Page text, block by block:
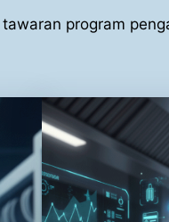
tawaran program